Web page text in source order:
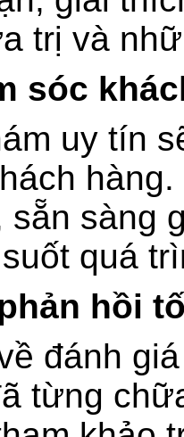
trị và
sóc
uy tín
sàng
quá
hồi
đánh
từng